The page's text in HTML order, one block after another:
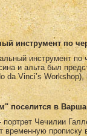
инструмент по
инструмент
и альта был
da Vinci’s
поселится в
Чечилии
временную